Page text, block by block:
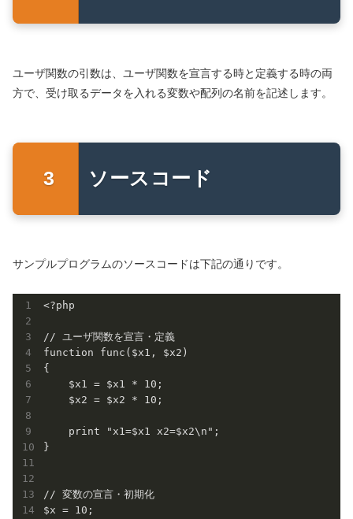
ユーザ関数の引数は、ユーザ関数を宣言する時と定義する時の両
方で、受け取るデータを入れる変数や配列の名前を記述します。
ソースコード
サンプルプログラムのソースコードは下記の通りです。
<?php
// ユーザ関数を宣言・定義
function func($x1, $x2)
{
    $x1 = $x1 * 10;
    $x2 = $x2 * 10;
    print "x1=$x1 x2=$x2\n";
}
// 変数の宣言・初期化
$x = 10;